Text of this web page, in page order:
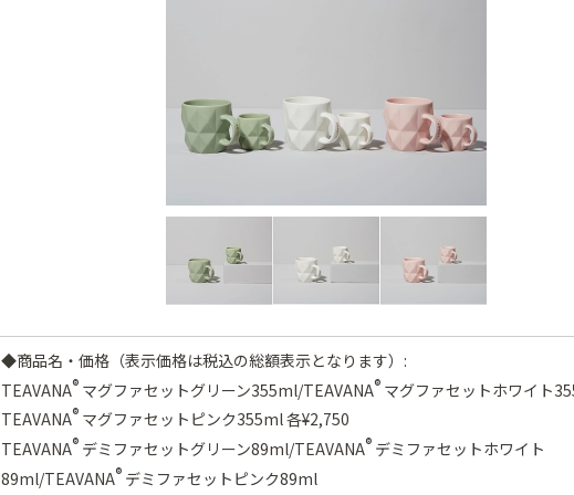
◆商品名・価格（表示価格は税込の総額表示となります）:
TEAVANA® マグファセットグリーン355ml/TEAVANA® マグファセットホワイト
TEAVANA® マグファセットピンク355ml 各¥2,750
TEAVANA® デミファセットグリーン89ml/TEAVANA® デミファセットホワイト
89ml/TEAVANA® デミファセットピンク89ml